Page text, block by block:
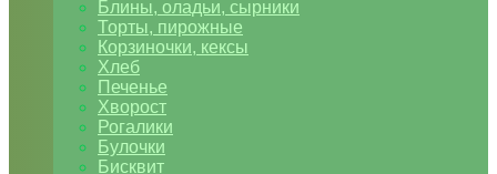
Блины, оладьи, сырники
Торты, пирожные
Корзиночки, кексы
Хлеб
Печенье
Хворост
Рогалики
Булочки
Бисквит